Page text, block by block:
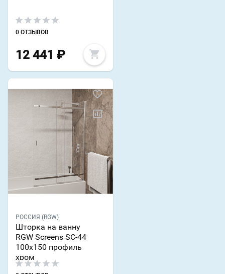
0 ОТЗЫВОВ
12 441 ₽
РОССИЯ (RGW)
Шторка на ванну
RGW Screens SC-44
100х150 профиль
хром